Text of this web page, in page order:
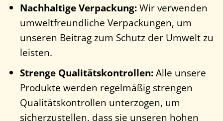
Nachhaltige Verpackung:Wir verwenden
umweltfreundliche Verpackungen, um
unseren Beitrag zum Schutz der Umwelt zu
leisten.
Strenge Qualitätskontrollen:Alle unsere
Produkte werden regelmäßig strengen
Qualitätskontrollen unterzogen, um
sicherzustellen, dass sie unseren hohen